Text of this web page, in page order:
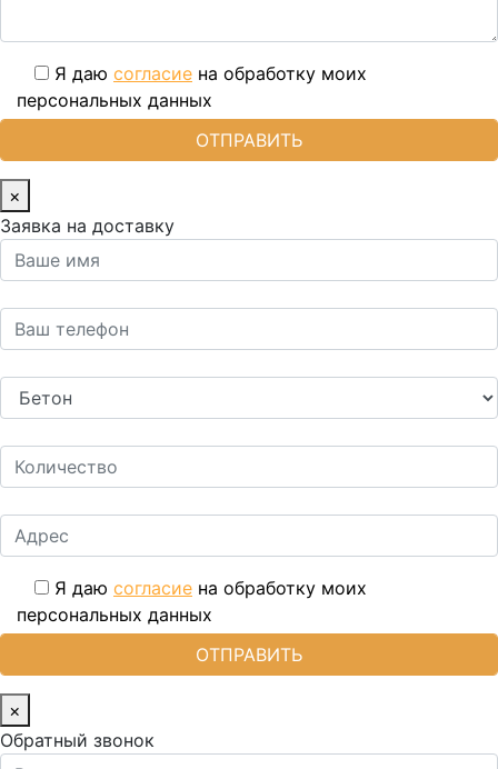
Я даю согласие на обработку моих
персональных данных
×
Заявка на доставку
Я даю согласие на обработку моих
персональных данных
×
Обратный звонок